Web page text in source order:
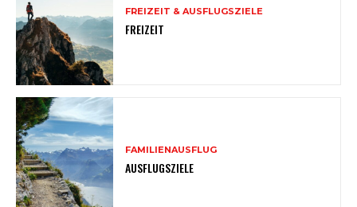
FREIZEIT & AUSFLUGSZIELE
FREIZEIT
FAMILIENAUSFLUG
AUSFLUGSZIELE